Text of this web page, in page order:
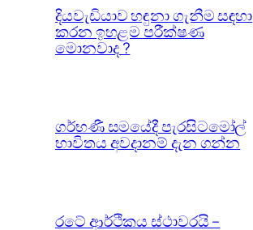
දියවැඩියාව හඳුනා ගැනීම සඳහා
කරන ඉහළම පරීක්ෂණ
මොනවාද ?
ගර්භණී සමයේදී පැරසිටමෝල්
භාවිතය අවදානම් දැන ගන්න
රටේ ආර්ථිකය ස්ථාවරයි –